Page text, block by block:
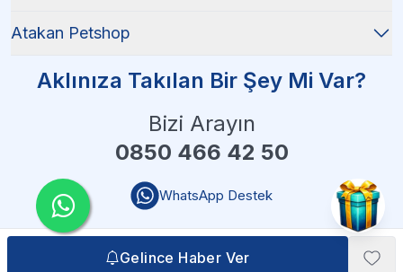
Gelince Haber Ver
Gelince Haber Ver
Atakan Petshop
Aklınıza Takılan Bir Şey Mi Var?
Bizi Arayın
0850 466 42 50
WhatsApp Destek
Atakan Petshop - 2026 Tüm Hakları Saklıdır | Reliefers Digital